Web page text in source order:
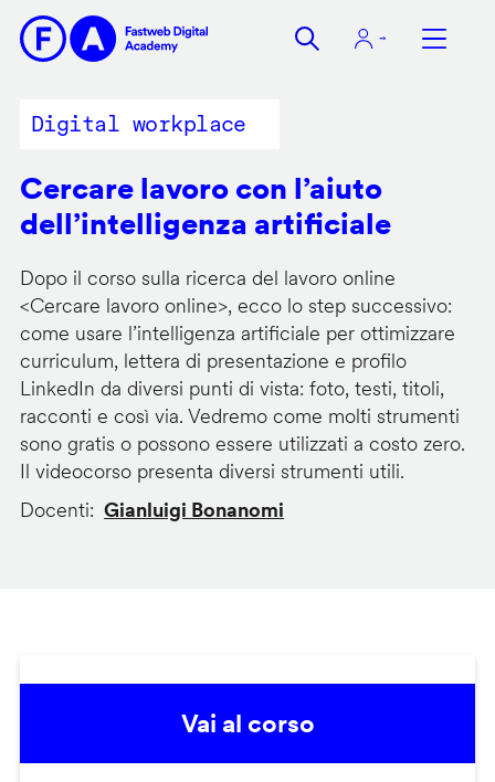
contenuto
Digital workplace
Cercare lavoro con l’aiuto
dell’intelligenza artificiale
Dopo il corso sulla ricerca del lavoro online
<Cercare lavoro online>, ecco lo step successivo:
come usare l’intelligenza artificiale per ottimizzare
curriculum, lettera di presentazione e profilo
LinkedIn da diversi punti di vista: foto, testi, titoli,
racconti e così via. Vedremo come molti strumenti
sono gratis o possono essere utilizzati a costo zero.
Il videocorso presenta diversi strumenti utili.
Docenti
Gianluigi Bonanomi
Vai al corso